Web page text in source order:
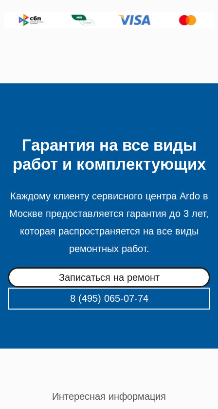
Гарантия на все виды
работ и комплектующих
Каждому клиенту сервисного центра Ardo в
Москве предоставляется гарантия до 3 лет,
которая распространяется на все виды
ремонтных работ.
Записаться на ремонт
8 (495) 065-07-74
Интересная информация